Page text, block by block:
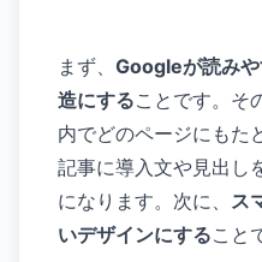
まず、 Googleが読み
造にすることです。そ
内でどのページにもた
記事に導入文や見出し
になります。次に、 ス
いデザインにすること